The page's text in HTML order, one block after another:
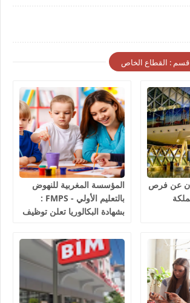
قسم : القطاع الخاص
عن فرص
المؤسسة المغربية للنهوض
بالتعليم الأولي - FMPS :
بشهادة البكالوريا تعلن توظيف
بمختلف جهات و أقاليم
المملكة 2026